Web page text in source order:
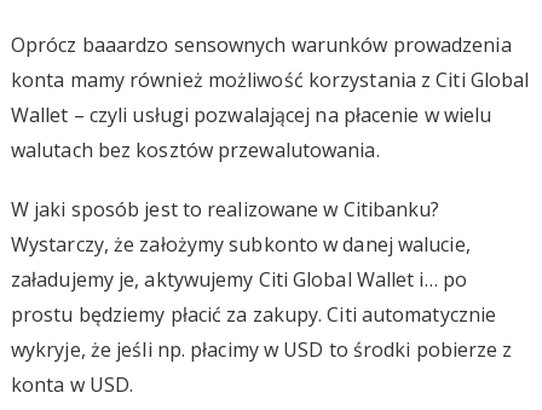
Oprócz baaardzo sensownych warunków prowadzenia
konta mamy również możliwość korzystania z Citi Global
Wallet – czyli usługi pozwalającej na płacenie w wielu
walutach bez kosztów przewalutowania.
W jaki sposób jest to realizowane w Citibanku?
Wystarczy, że założymy subkonto w danej walucie,
załadujemy je, aktywujemy Citi Global Wallet i… po
prostu będziemy płacić za zakupy. Citi automatycznie
wykryje, że jeśli np. płacimy w USD to środki pobierze z
konta w USD.